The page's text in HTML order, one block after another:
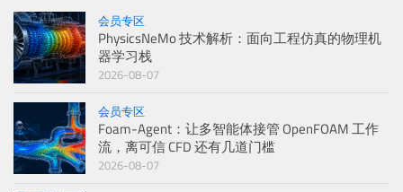
会员专区
PhysicsNeMo 技术解析：面向工程仿真的物理机
器学习栈
2026-08-07
会员专区
Foam-Agent：让多智能体接管 OpenFOAM 工作
流，离可信 CFD 还有几道门槛
2026-08-07